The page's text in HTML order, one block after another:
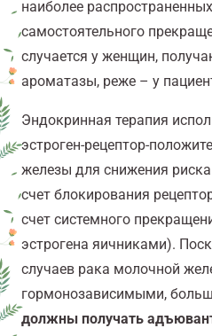
наиболее
самостоятельного
случается у женщин,
ароматазы, реже – у
Эндокринная терапия
эстроген-рецептор-
железы для снижения
счет блокирования
счет системного
эстрогена яичниками).
случаев рака молочной
гормонозависимыми,
должны получать